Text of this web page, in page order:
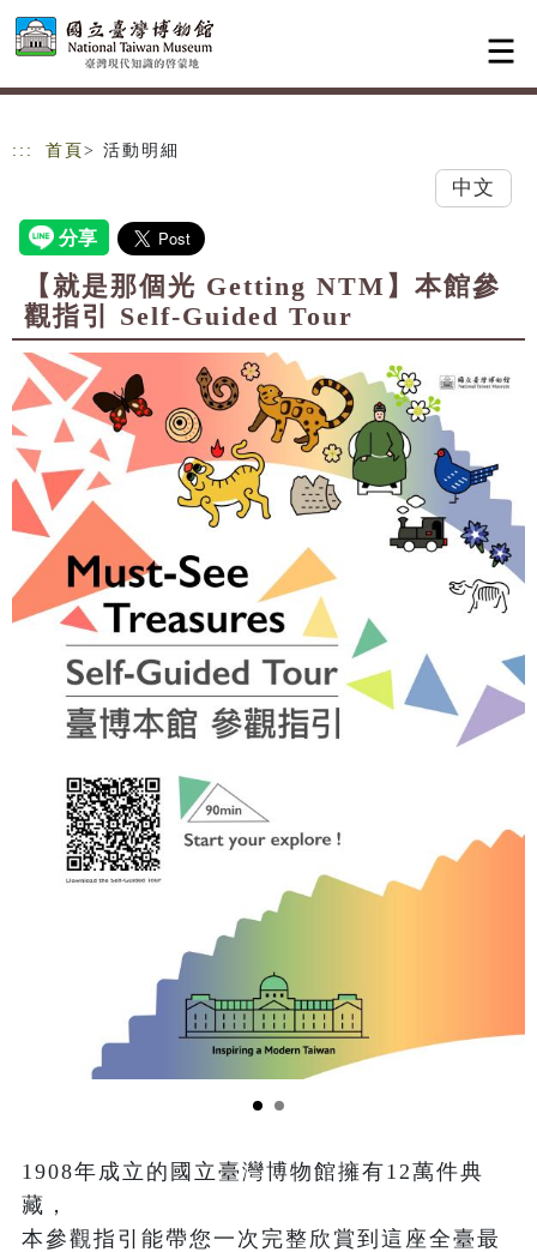
跳到主要內容
網站導覽
::: 首頁 > 活動明細
中文
【就是那個光 Getting NTM】本館參
觀指引 Self-Guided Tour
1908年成立的國立臺灣博物館擁有12萬件典
藏，
本參觀指引能帶您一次完整欣賞到這座全臺最